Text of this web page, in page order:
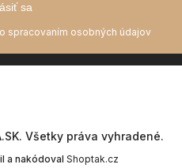
sa
. Všetky práva vyhradené.
a nakódoval Shoptak.cz